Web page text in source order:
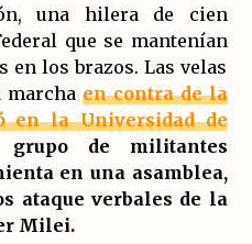
de los CLER en Alaquàs
a las obras aprobadas
y la línea C3.
Estambul por un Frente Común
el Imperialismo y la Guerra.
una hilera de cien
que se mantenían
en los brazos. Las velas
marcha en contra de la
en la Universidad de
grupo de militantes
en una asamblea,
ataque verbales de la
Milei.